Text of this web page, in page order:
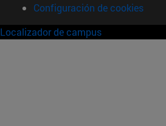
Configuración de cookies
Localizador de campus